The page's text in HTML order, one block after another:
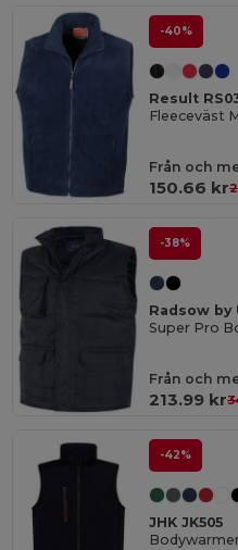
-40%
Result
Fleeceväst
Från och
150.66 kr
-38%
Radsow by
Super Pro
Från och
213.99 kr
-42%
JHK JK505